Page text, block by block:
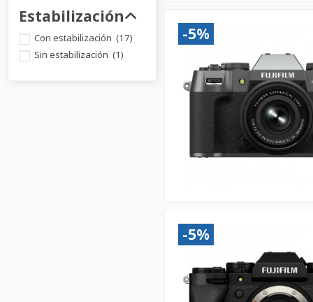
-5%
-5%
Estabilización
Con estabilización (17)
Sin estabilización (1)